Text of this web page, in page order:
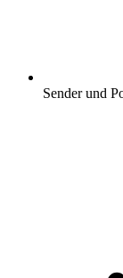
Sender und